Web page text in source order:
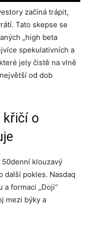
začíná trápit,
Tato skepse se
„high beta
spekulativních a
jely čistě na vlně
od dob
křičí o
klouzavý
další pokles. Nasdaq
formaci „Doji“
mezi býky a